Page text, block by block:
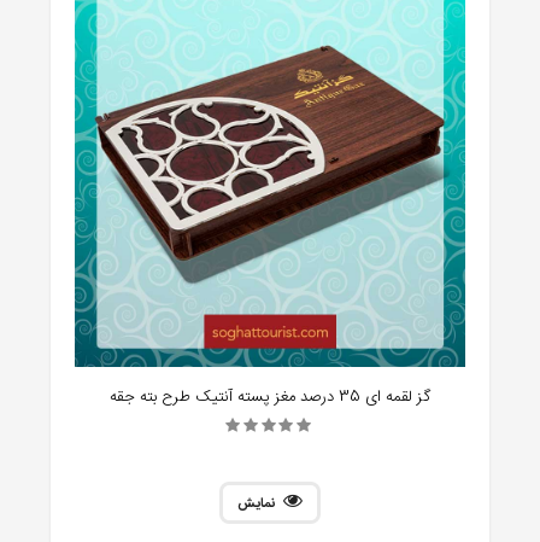
گز لقمه ای 35 درصد مغز پسته آنتیک طرح بته جقه
نمایش